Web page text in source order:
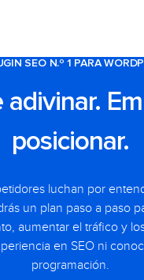
SEO N.º 1 PARA
adivinar.
posicionar.
luchan por
un plan paso a paso
aumentar el tráfico y
en SEO ni
programación.